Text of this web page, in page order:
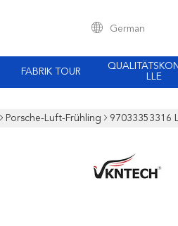
German
FABRIK TOUR
LLE
Porsche-Luft-Frühling 97033353316